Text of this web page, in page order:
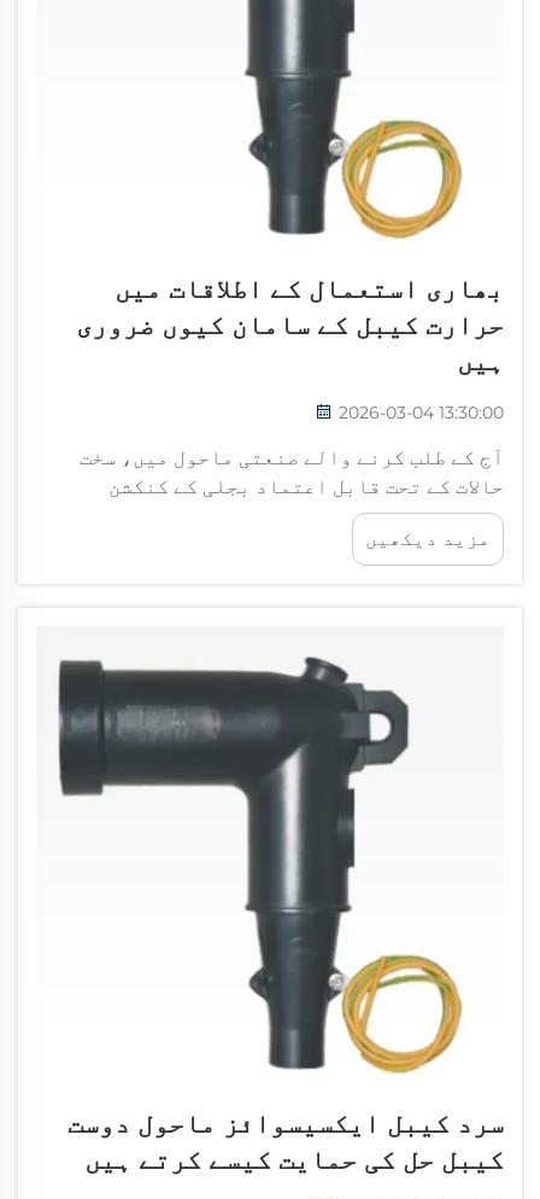
بھاری استعمال کے اطلاقات میں
حرارت کیبل کے سامان کیوں ضروری
ہیں
2026-03-04 13:30:00
آج کے طلب کرنے والے صنعتی ماحول میں، سخت
حالات کے تحت قابل اعتماد بجلی کے کنکشن
برقرار رکھنے کے لیے ایسے خاص سامان کی ضرورت
ہوتی ہے جو سخت ماحولیاتی عوامل کو برداشت
کرنے کے لیے ڈیزائن کیے گئے ہوں۔ حرارتی کیبل
مزید دیکھیں
سرد کیبل ایکسیسوائز ماحول دوست
کیبل حل کی حمایت کیسے کرتے ہیں